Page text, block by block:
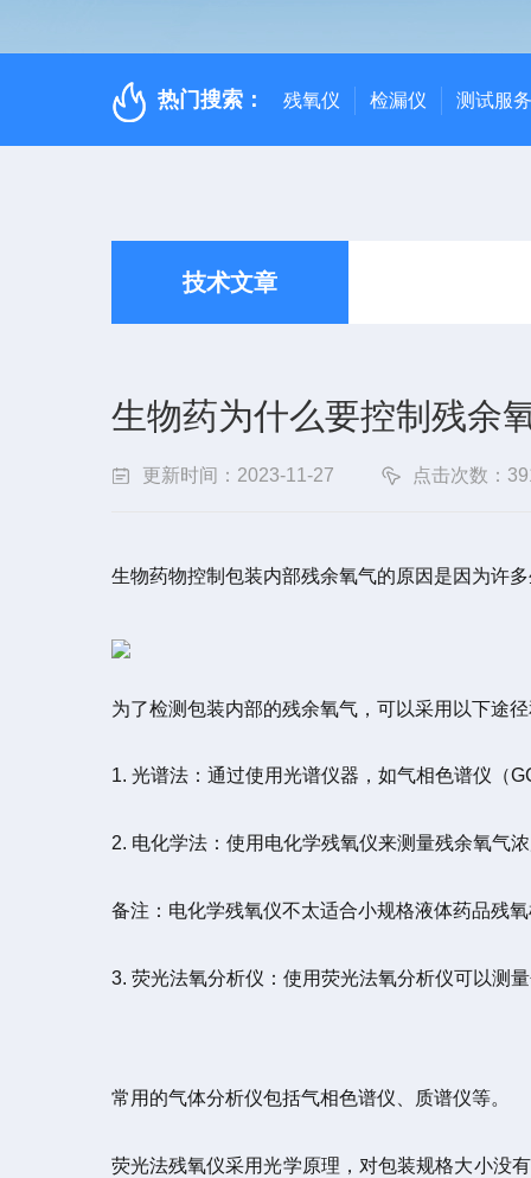
热门搜索： 残氧仪 检漏仪 测试服务
技术文章
生物药为什么要控制残余
更新时间：2023-11-27 点击次数：
生物药物控制包装内部残余氧气的原因是因为许
为了检测包装内部的残余氧气，可以采用以下途
1. 光谱法：通过使用光谱仪器，如气相色谱仪（
2. 电化学法：使用电化学残氧仪来测量残余氧气
备注：电化学残氧仪不太适合小规格液体药品残
3. 荧光法氧分析仪：使用荧光法氧分析仪可以测
常用的气体分析仪包括气相色谱仪、质谱仪等。
荧光法残氧仪采用光学原理，对包装规格大小没